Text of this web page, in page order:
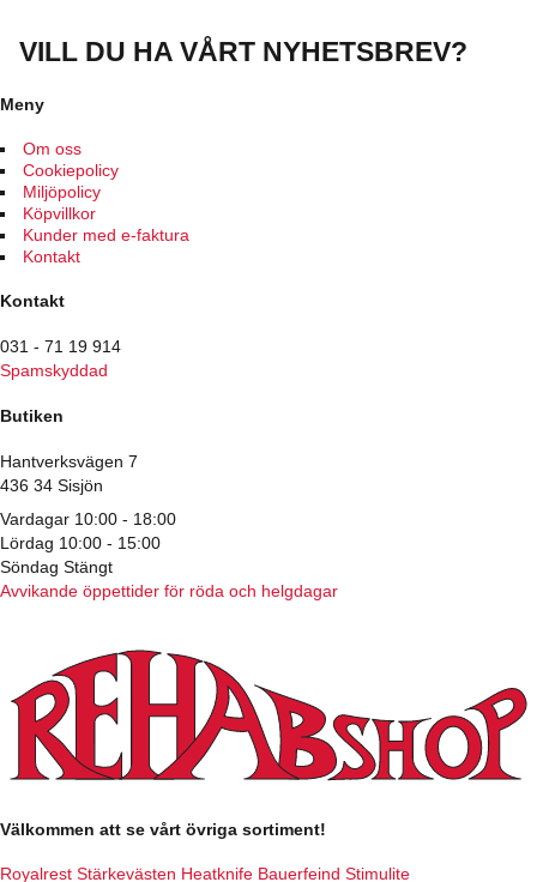
flera
produktsidan
VILL DU HA VÅRT NYHETSBREV?
Meny
Om oss
Cookiepolicy
Miljöpolicy
Köpvillkor
Kunder med e-faktura
Kontakt
Kontakt
031 - 71 19 914
Spamskyddad
Butiken
Hantverksvägen 7
436 34 Sisjön
Vardagar 10:00 - 18:00
Lördag 10:00 - 15:00
Söndag Stängt
Avvikande öppettider för röda och helgdagar
Välkommen att se vårt övriga sortiment!
Royalrest Stärkevästen Heatknife Bauerfeind Stimulite